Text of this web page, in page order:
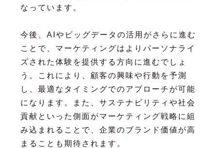
なっています。
今後、AIやビッグデータの活用がさらに進む
ことで、マーケティングはよりパーソナライ
ズされた体験を提供する方向に進むでしょ
う。これにより、顧客の興味や行動を予測
し、最適なタイミングでのアプローチが可能
になります。また、サステナビリティや社会
貢献といった側面がマーケティング戦略に組
み込まれることで、企業のブランド価値が高
まることも期待されます。